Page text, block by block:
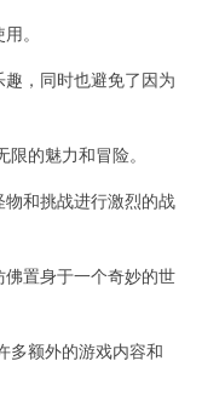
。
，同时也避免了因为
的魅力和冒险。
和挑战进行激烈的战
置身于一个奇妙的世
额外的游戏内容和